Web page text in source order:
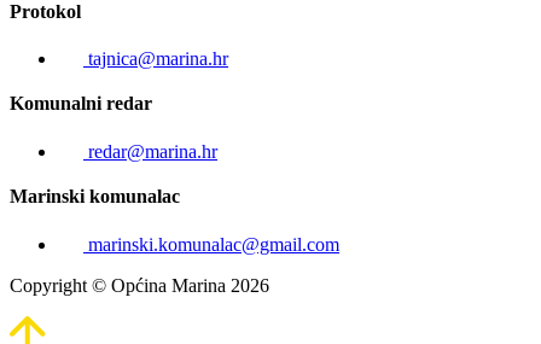
Protokol
tajnica@marina.hr
Komunalni redar
redar@marina.hr
Marinski komunalac
marinski.komunalac@gmail.com
Copyright © Općina Marina 2026